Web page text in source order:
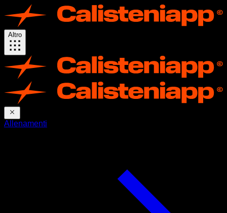
Altro
Allenamenti